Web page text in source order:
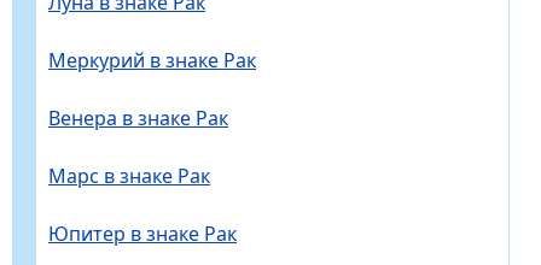
Меркурий в знаке Рак
Венера в знаке Рак
Марс в знаке Рак
Юпитер в знаке Рак